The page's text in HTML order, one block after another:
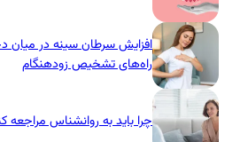
افزایش سرطان سینه در میان
راه‌های تشخیص زودهنگام
چرا باید به روانشناس مراجعه